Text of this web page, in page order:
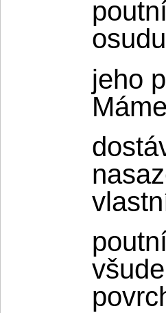
jeho